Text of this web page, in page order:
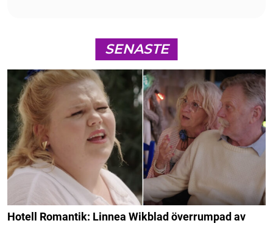
SENASTE
Hotell Romantik: Linnea Wikblad överrumpad av